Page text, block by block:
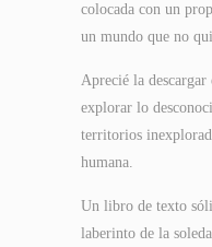
colocada con un
un mundo que no
Aprecié la
explorar lo
territorios
humana.
Un libro de texto
laberinto de la